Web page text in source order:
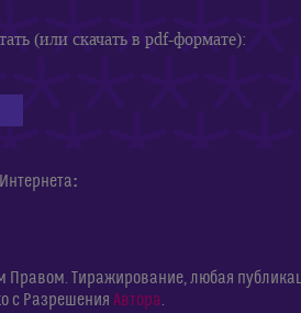
(или скачать в pdf-формате):
:
Тиражирование, любая
с Разрешения Автора.